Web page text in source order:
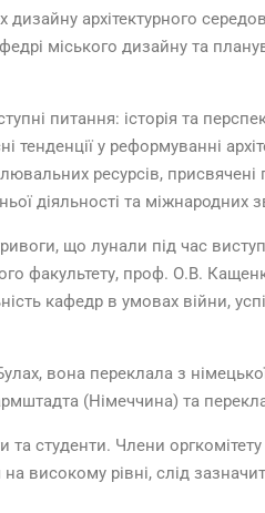
архітектурного
міського дизайну та
питання: історія та
тенденції у реформуванні
ресурсів,
діяльності та міжнародних
що лунали під час
факультету, проф. О.В.
кафедр в умовах війни,
вона переклала з
(Німеччина) та
та студенти. Члени
високому рівні, слід